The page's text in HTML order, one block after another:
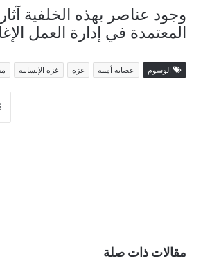
وجود عناصر بهذه الخلفية
المعتمدة في إدارة العمل
الوسوم عصابة أمنية غزة غزة الإنسانية
مقالات ذات صلة